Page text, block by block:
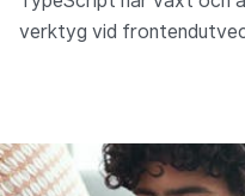
verktyg vid